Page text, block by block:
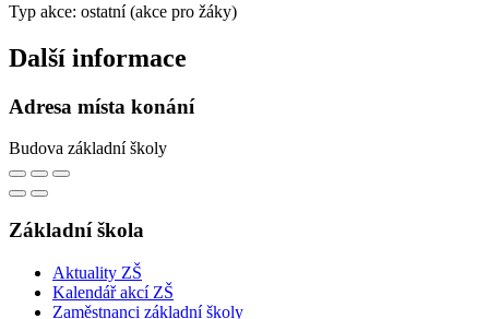
Typ akce: ostatní (akce pro žáky)
Další informace
Adresa místa konání
Budova základní školy
Základní škola
Aktuality ZŠ
Kalendář akcí ZŠ
Zaměstnanci základní školy